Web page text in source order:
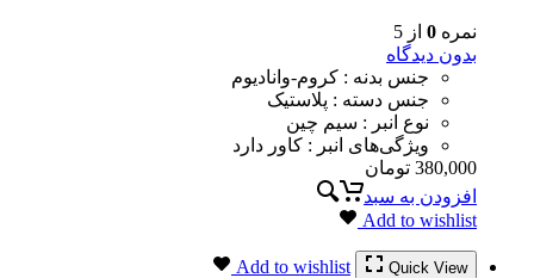
نمره 0 از 5
بدون دیدگاه
جنس بدنه : کروم-وانادیوم
جنس دسته : پلاستیک
نوع انبر : سیم چین
ویژگی‌های انبر : کاور دارد
380,000 تومان
افزودن به سبد
Add to wishlist
Quick View
Add to wishlist